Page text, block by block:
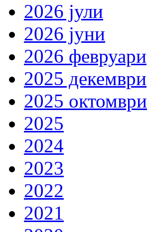
2026 јули
2026 јуни
2026 февруари
2025 декември
2025 октомври
2025
2024
2023
2022
2021